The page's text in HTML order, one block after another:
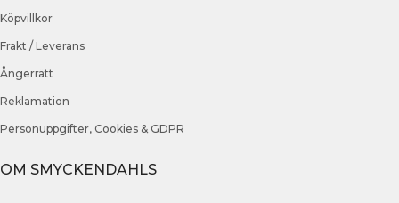
Köpvillkor
Frakt / Leverans
Ångerrätt
Reklamation
Personuppgifter, Cookies & GDPR
OM SMYCKENDAHLS